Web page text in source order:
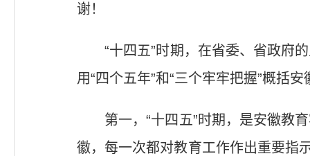
谢！
“十四五”时期，在省委、省政府
用“四个五年”和“三个牢牢把握”概括
第一，“十四五”时期，是安徽教
徽，每一次都对教育工作作出重要指